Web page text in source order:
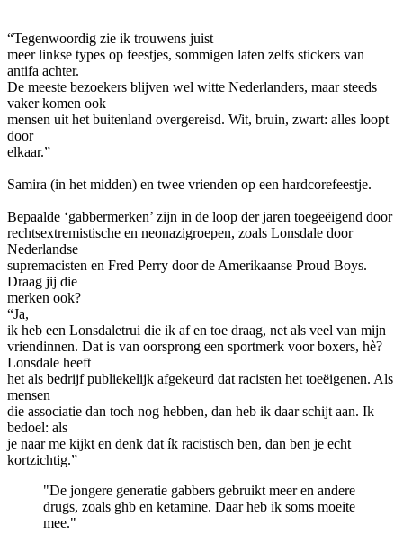
“Tegenwoordig zie ik trouwens juist
meer linkse types op feestjes, sommigen laten zelfs stickers van
antifa achter.
De meeste bezoekers blijven wel witte Nederlanders, maar steeds
vaker komen ook
mensen uit het buitenland overgereisd. Wit, bruin, zwart: alles loopt
door
elkaar.”
Samira (in het midden) en twee vrienden op een hardcorefeestje.
Bepaalde ‘gabbermerken’ zijn in de loop der jaren toegeëigend door
rechtsextremistische en neonazigroepen, zoals Lonsdale door
Nederlandse
supremacisten en Fred Perry door de Amerikaanse Proud Boys.
Draag jij die
merken ook?
“Ja,
ik heb een Lonsdaletrui die ik af en toe draag, net als veel van mijn
vriendinnen. Dat is van oorsprong een sportmerk voor boxers, hè?
Lonsdale heeft
het als bedrijf publiekelijk afgekeurd dat racisten het toeëigenen. Als
mensen
die associatie dan toch nog hebben, dan heb ik daar schijt aan. Ik
bedoel: als
je naar me kijkt en denk dat ík racistisch ben, dan ben je echt
kortzichtig.”
"De jongere generatie gabbers gebruikt meer en andere
drugs, zoals ghb en ketamine. Daar heb ik soms moeite
mee."